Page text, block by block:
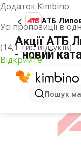
Додаток Kimbino
Усі пропозиції в
(14,1 тис. відгуків)
Відкрийте
Пошук
АТБ
Акції АТБ
- новий